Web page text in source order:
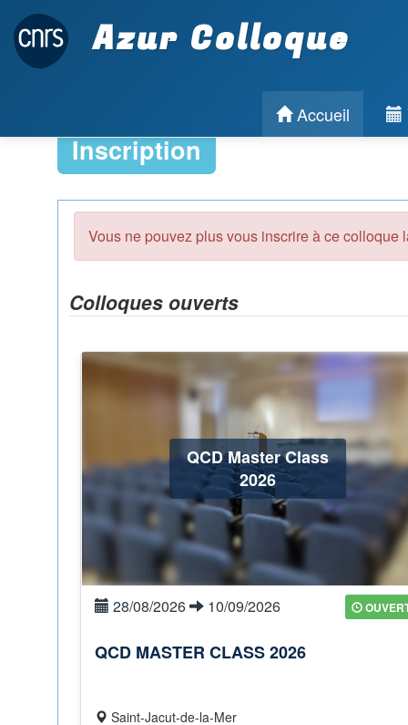
Azur Colloque
Accueil
Inscription
Vous ne pouvez plus vous inscrire à ce colloque
Colloques ouverts
QCD Master Class
2026
28/08/2026 10/09/2026
QCD MASTER CLASS 2026
Saint-Jacut-de-la-Mer